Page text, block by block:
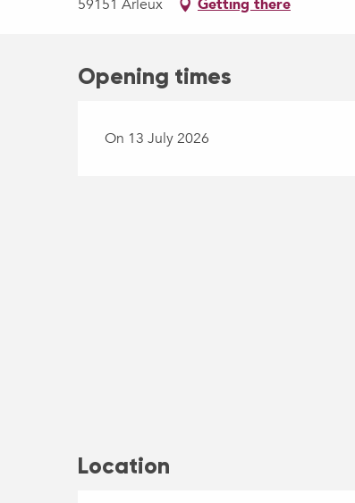
59151 Arleux Getting there
Opening times
On 13 July 2026
Location